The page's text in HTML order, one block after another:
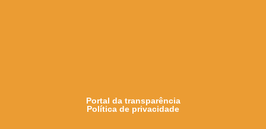
Portal da transparência
Política de privacidade